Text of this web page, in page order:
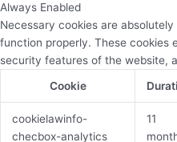
Always Enabled
Necessary cookies are
function properly. These cookies
security features of the website,
Cookie
cookielawinfo-
checbox-analytics
11